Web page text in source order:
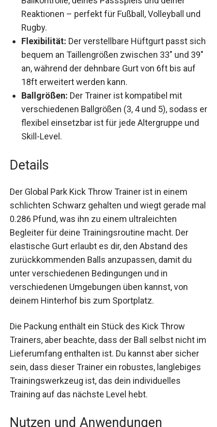
Solo-Training:Ideal zur Verbesserung deiner
Ballkontrolle, deines Passspiels und deiner
Reaktionen – perfekt für Fußball, Volleyball
und Rugby.
Flexibilität: Der verstellbare Hüftgurt passt
sich bequem an Taillengrößen zwischen 33″
und 39″ an, während der dehnbare Gurt von 6ft
bis auf 18ft erweitert werden kann.
Ballgrößen:Der Trainer ist kompatibel mit
verschiedenen Ballgrößen (3, 4 und 5), sodass
er flexibel einsetzbar ist für jede Altergruppe
Details
Der Global Park Kick Throw Trainer ist in einem
schlichten Schwarz gehalten und wiegt gerade
mal 0.286 Pfund, was ihn zu einem ultraleichten
Begleiter für deine Trainingsroutine macht. Der
elastische Gurt erlaubt es dir, den Abstand des
zurückkommenden Balls anzupassen, damit du
unter verschiedenen Bedingungen und in
verschiedenen Umgebungen üben kannst, von
Die Packung enthält ein Stück des Kick Throw
Trainers, aber beachte, dass der Ball selbst nicht
im Lieferumfang enthalten ist. Du kannst aber
sicher sein, dass dieser Trainer ein robustes,
langlebiges Trainingswerkzeug ist, das dein